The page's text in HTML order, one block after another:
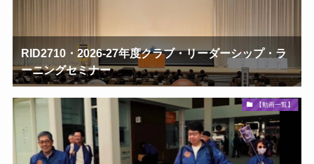
RID2710・2026-27年度クラブ・リーダーシップ・ラ
ーニングセミナー
【動画一覧】